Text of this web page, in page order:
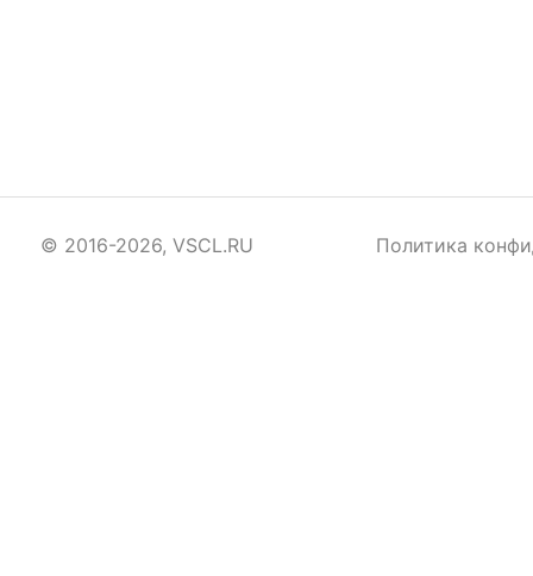
© 2016-2026, VSCL.RU Политика